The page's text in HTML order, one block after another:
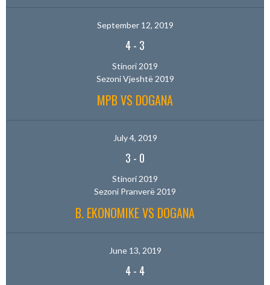
September 12, 2019
4- 3
Stinori 2019
Sezoni Vjeshtë 2019
MPB VS DOGANA
July 4, 2019
3 - 0
Stinori 2019
Sezoni Pranverë 2019
B. EKONOMIKE VS DOGANA
June 13, 2019
4- 4